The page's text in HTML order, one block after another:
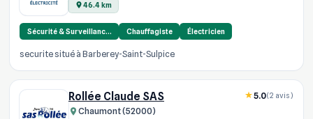
46.4 km
Sécurité & Surveillanc… Chauffagiste Électricien
securite situé à Barberey-Saint-Sulpice
Rollée Claude SAS
Chaumont (52000)
5.0(2 avis)